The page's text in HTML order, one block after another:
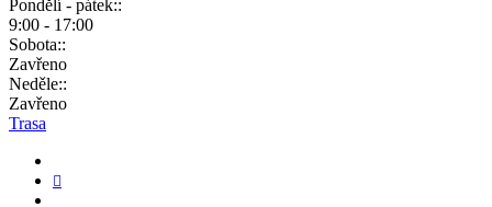
Pondělí - pátek::
9:00 - 17:00
Sobota::
Zavřeno
Neděle::
Zavřeno
Trasa